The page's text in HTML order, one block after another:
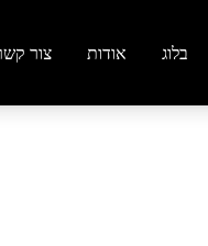
בלוג אודות צור